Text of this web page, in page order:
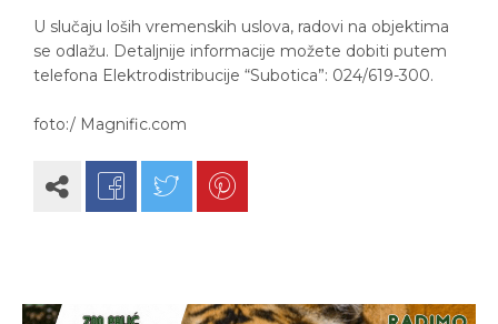
U slučaju loših vremenskih uslova, radovi na objektima
se odlažu. Detaljnije informacije možete dobiti putem
telefona Elektrodistribucije “Subotica”: 024/619-300.
foto:/ Magnific.com